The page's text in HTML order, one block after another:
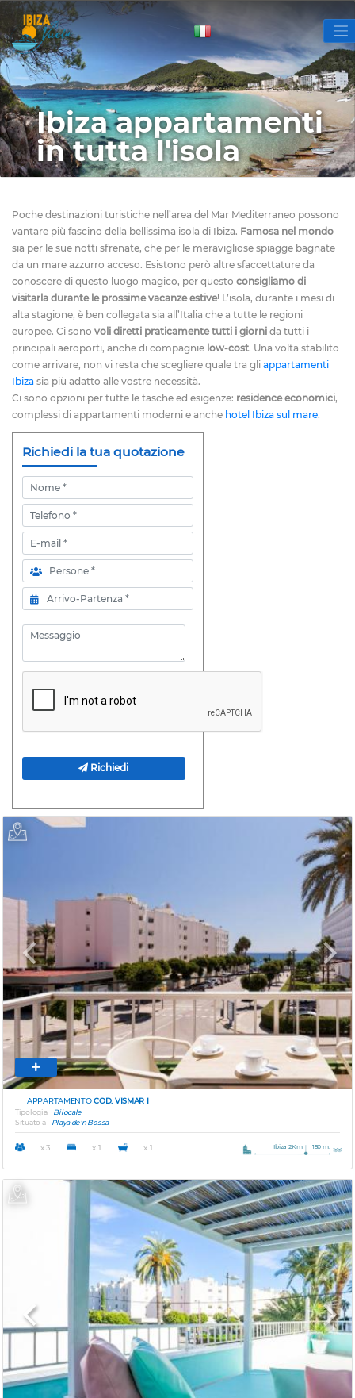
Ibiza appartamenti
in tutta l'isola
Poche destinazioni turistiche nell’area del Mar Mediterraneo possono
vantare più fascino della bellissima isola di Ibiza. Famosa nel mondo
sia per le sue notti sfrenate, che per le meravigliose spiagge bagnate
da un mare azzurro acceso. Esistono però altre sfaccettature da
conoscere di questo luogo magico, per questo consigliamo di
visitarla durante le prossime vacanze estive! L’isola, durante i mesi di
alta stagione, è ben collegata sia all’Italia che a tutte le regioni
europee. Ci sono voli diretti praticamente tutti i giorni da tutti i
principali aeroporti, anche di compagnie low-cost. Una volta stabilito
come arrivare, non vi resta che scegliere quale tra gli appartamenti
Ibiza sia più adatto alle vostre necessità.
Ci sono opzioni per tutte le tasche ed esigenze: residence economici,
complessi di appartamenti moderni e anche hotel Ibiza sul mare.
Richiedi la tua quotazione
Nome
Telefono
E-mail
Persone
Arrivo-Partenza
Messaggio
Richiedi
Previous Next
APPARTAMENTOCOD. VISMAR I
Tipologia
Bilocale
Situato a
Playa de'n Bossa
x 3 x 1 x 1 Ibiza 2Km 150 m.
Previous Next